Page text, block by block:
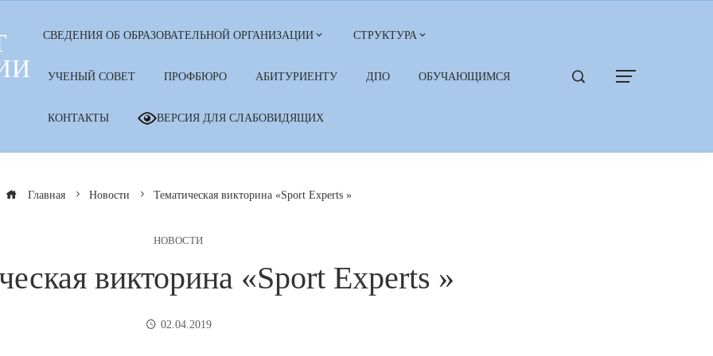
СВЕДЕНИЯ ОБ ОБРАЗОВАТЕЛЬНОЙ ОРГАНИЗАЦИИ СТРУКТУРА
УЧЕНЫЙ СОВЕТ ПРОФБЮРО АБИТУРИЕНТУ ДПО ОБУЧАЮЩИМСЯ
КОНТАКТЫ ВЕРСИЯ ДЛЯ СЛАБОВИДЯЩИХ
Главная Новости Тематическая викторина «Sport Experts »
НОВОСТИ
викторина «Sport Experts »
02.04.2019